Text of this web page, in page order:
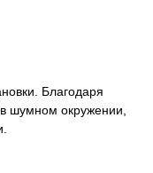
Благодаря
шумном окружении,